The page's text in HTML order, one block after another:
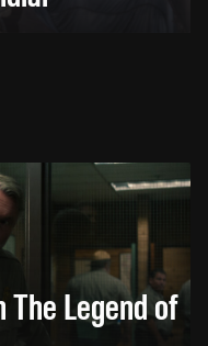
Legend of